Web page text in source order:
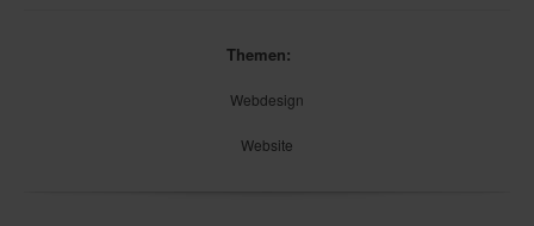
Themen:
Webdesign
Website